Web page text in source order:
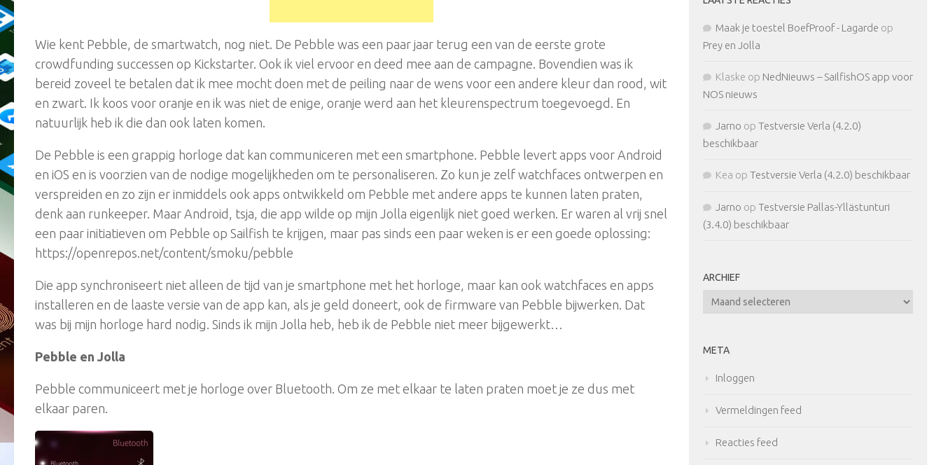
Wie kent Pebble, de smartwatch, nog niet. De Pebble was een paar jaar terug een van de eerste grote
crowdfunding successen op Kickstarter. Ook ik viel ervoor en deed mee aan de campagne. Bovendien was ik
bereid zoveel te betalen dat ik mee mocht doen met de peiling naar de wens voor een andere kleur dan rood, wit
en zwart. Ik koos voor oranje en ik was niet de enige, oranje werd aan het kleurenspectrum toegevoegd. En
natuurlijk heb ik die dan ook laten komen.
De Pebble is een grappig horloge dat kan communiceren met een smartphone. Pebble levert apps voor Android
en iOS en is voorzien van de nodige mogelijkheden om te personaliseren. Zo kun je zelf watchfaces ontwerpen en
verspreiden en zo zijn er inmiddels ook apps ontwikkeld om Pebble met andere apps te kunnen laten praten,
denk aan runkeeper. Maar Android, tsja, die app wilde op mijn Jolla eigenlijk niet goed werken. Er waren al vrij snel
een paar initiatieven om Pebble op Sailfish te krijgen, maar pas sinds een paar weken is er een goede oplossing:
https://openrepos.net/content/smoku/pebble
Die app synchroniseert niet alleen de tijd van je smartphone met het horloge, maar kan ook watchfaces en apps
installeren en de laaste versie van de app kan, als je geld doneert, ook de firmware van Pebble bijwerken. Dat
was bij mijn horloge hard nodig. Sinds ik mijn Jolla heb, heb ik de Pebble niet meer bijgewerkt…
Pebble en Jolla
Pebble communiceert met je horloge over Bluetooth. Om ze met elkaar te laten praten moet je ze dus met
elkaar paren.
Maak je toestel BoefProof - Lagarde op
Prey en Jolla
Klaske op NedNieuws – SailfishOS app voor
NOS nieuws
Jarno op Testversie Verla (4.2.0)
beschikbaar
Kea op Testversie Verla (4.2.0) beschikbaar
Jarno op Testversie Pallas-Yllästunturi
(3.4.0) beschikbaar
ARCHIEF
Archief
META
Inloggen
Vermeldingen feed
Reacties feed